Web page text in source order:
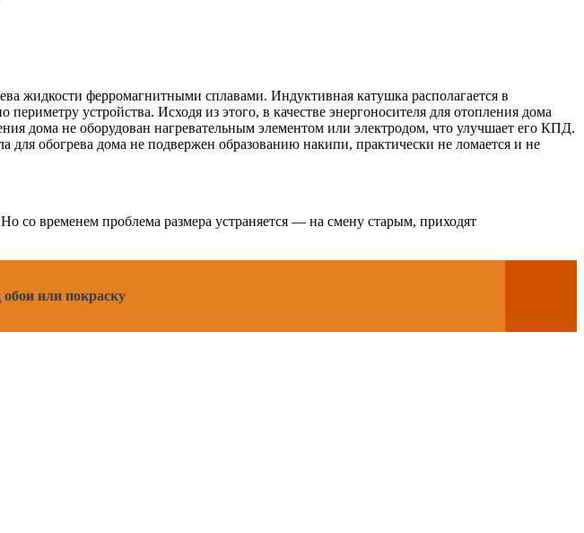
жидкости ферромагнитными сплавами. Индуктивная катушка располагается в
устройства. Исходя из этого, в качестве энергоносителя для отопления дома
дома не оборудован нагревательным элементом или электродом, что улучшает его КПД.
обогрева дома не подвержен образованию накипи, практически не ломается и не
со временем проблема размера устраняется — на смену старым, приходят
или покраску